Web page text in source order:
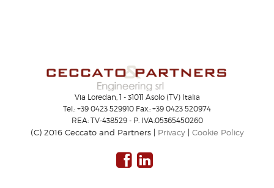
Via Loredan, 1 - 31011 Asolo (TV) Italia
Tel.: +39 0423 529910 Fax.: +39 0423 520974
REA: TV-438529 - P. IVA:05365450260
(C) 2016 Ceccato and Partners | Privacy| Cookie Policy